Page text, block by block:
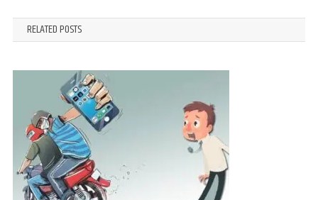
navigation
RELATED POSTS